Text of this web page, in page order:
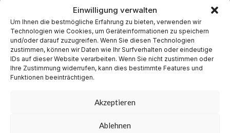
Einwilligung verwalten
Um Ihnen die bestmögliche Erfahrung zu bieten, verwenden wir
Technologien wie Cookies, um Geräteinformationen zu speichern
und/oder darauf zuzugreifen. Wenn Sie diesen Technologien
zustimmen, können wir Daten wie Ihr Surfverhalten oder eindeutige
IDs auf dieser Website verarbeiten. Wenn Sie nicht zustimmen oder
Ihre Zustimmung widerrufen, kann dies bestimmte Features und
Funktionen beeinträchtigen.
Akzeptieren
Ablehnen
September 2024
August 2024
Juli 2024
Juni 2024
Mai 2024